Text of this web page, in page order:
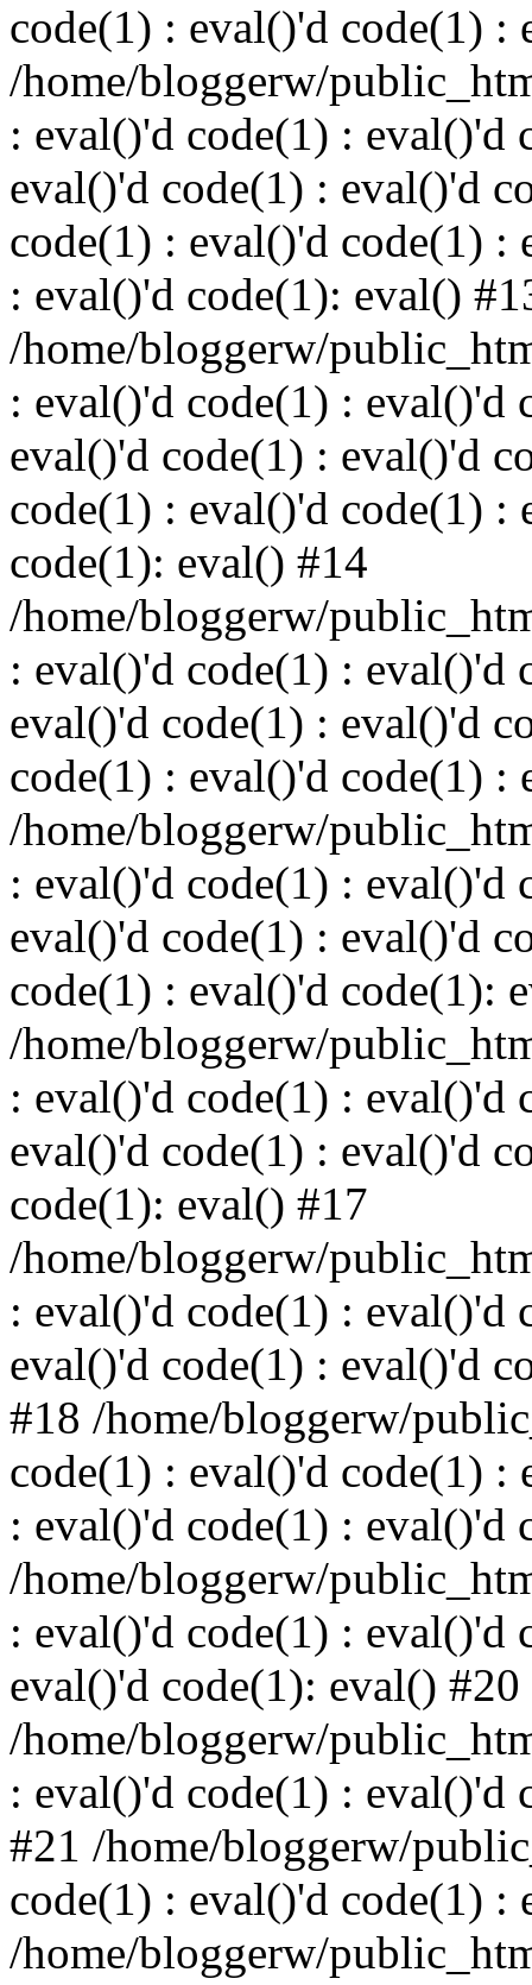
code(1) : eval()'d code(1) :
/home/bloggerw/
: eval()'d code(1) : eval()'d
eval()'d code(1) : eval()'d
code(1) : eval()'d code(1) :
: eval()'d code(1): eval()
/home/bloggerw/
: eval()'d code(1) : eval()'d
eval()'d code(1) : eval()'d
code(1) : eval()'d code(1) :
code(1): eval() #14
/home/bloggerw/
: eval()'d code(1) : eval()'d
eval()'d code(1) : eval()'d
code(1) : eval()'d code(1) :
/home/bloggerw/
: eval()'d code(1) : eval()'d
eval()'d code(1) : eval()'d
code(1) : eval()'d code(1):
/home/bloggerw/
: eval()'d code(1) : eval()'d
eval()'d code(1) : eval()'d
code(1): eval() #17
/home/bloggerw/
: eval()'d code(1) : eval()'d
eval()'d code(1) : eval()'d
#18 /home/bloggerw/
code(1) : eval()'d code(1) :
: eval()'d code(1) : eval()'d
/home/bloggerw/
: eval()'d code(1) : eval()'d
eval()'d code(1): eval() #20
/home/bloggerw/
: eval()'d code(1) : eval()'d
#21 /home/bloggerw/
code(1) : eval()'d code(1) :
/home/bloggerw/